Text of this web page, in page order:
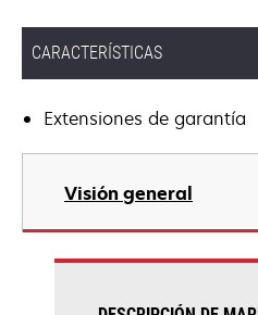
CARACTERÍSTICAS
Extensiones de garantía
Visión general